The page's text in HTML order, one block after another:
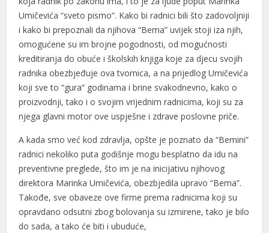
panel
panel
panel
panel
satın al
panel
panel
panel
panel
Umičevića “sveto pismo”. Kako bi radnici bili što zadovoljniji
i kako bi prepoznali da njihova “Bema” uvijek stoji iza njih,
omogućene su im brojne pogodnosti, od mogućnosti
kreditiranja do obuće i školskih knjiga koje za djecu svojih
radnika obezbjeđuje ova tvornica, a na prijedlog Umičevića
koji sve to “gura” godinama i brine svakodnevno, kako o
proizvodnji, tako i o svojim vrijednim radnicima, koji su za
njega glavni motor ove uspješne i zdrave poslovne priče.
A kada smo već kod zdravlja, opšte je poznato da “Bemini”
radnici nekoliko puta godišnje mogu besplatno da idu na
preventivne preglede, što im je na inicijativu njihovog
direktora Marinka Umičevića, obezbjedila upravo “Bema”.
Takođe, sve obaveze ove firme prema radnicima koji su
opravdano odsutni zbog bolovanja su izmirene, tako je bilo
do sada, a tako će biti i ubuduće,